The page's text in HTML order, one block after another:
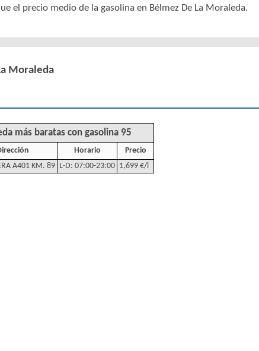
el precio medio de la gasolina en Bélmez De La Moraleda.
Moraleda
más baratas con gasolina 95
Horario
Precio
A401 KM. 89 L-D: 07:00-23:00 1,699 €/l